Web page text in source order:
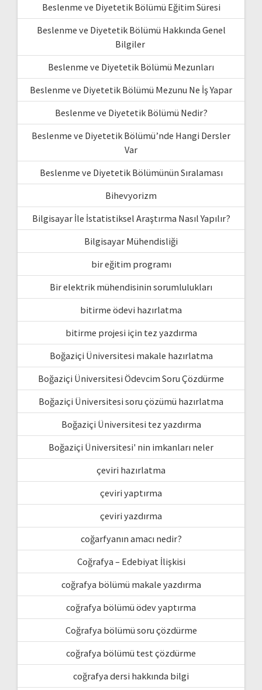
Beslenme ve Diyetetik Bölümü Eğitim Süresi
Beslenme ve Diyetetik Bölümü Hakkında Genel
Bilgiler
Beslenme ve Diyetetik Bölümü Mezunları
Beslenme ve Diyetetik Bölümü Mezunu Ne İş Yapar
Beslenme ve Diyetetik Bölümü Nedir?
Beslenme ve Diyetetik Bölümü’nde Hangi Dersler
Var
Beslenme ve Diyetetik Bölümünün Sıralaması
Bihevyorizm
Bilgisayar İle İstatistiksel Araştırma Nasıl Yapılır?
Bilgisayar Mühendisliği
bir eğitim programı
Bir elektrik mühendisinin sorumlulukları
bitirme ödevi hazırlatma
bitirme projesi için tez yazdırma
Boğaziçi Üniversitesi makale hazırlatma
Boğaziçi Üniversitesi Ödevcim Soru Çözdürme
Boğaziçi Üniversitesi soru çözümü hazırlatma
Boğaziçi Üniversitesi tez yazdırma
Boğaziçi Üniversitesi' nin imkanları neler
çeviri hazırlatma
çeviri yaptırma
çeviri yazdırma
coğarfyanın amacı nedir?
Coğrafya – Edebiyat İlişkisi
coğrafya bölümü makale yazdırma
coğrafya bölümü ödev yaptırma
Coğrafya bölümü soru çözdürme
coğrafya bölümü test çözdürme
coğrafya dersi hakkında bilgi